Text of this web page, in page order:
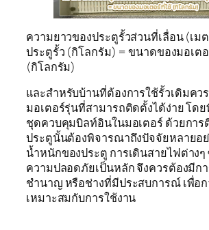
ความยาวของประตูรั้วส่วนที่เลื่อน (เม
ประตูรั้ว (กิโลกรัม) = ขนาดของมอเต
(กิโลกรัม)
และสำหรับบ้านที่ต้องการใช้รั้วเดิมคว
มอเตอร์รุ่นที่สามารถติดตั้งได้ง่าย โด
ชุดควบคุมบิลท์อินในมอเตอร์ ด้วยการ
ประตูนั้นต้องพิจารณาถึงปัจจัยหลายอย่
น้ำหนักของประตู การเดินสายไฟต่างๆ
ความปลอดภัยเป็นหลัก จึงควรต้องมีก
ชำนาญ หรือช่างที่มีประสบการณ์ เพื่อ
เหมาะสมกับการใช้งาน